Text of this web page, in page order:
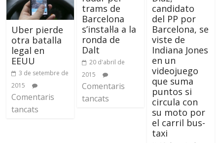
Uber pierde
otra batalla
legal en
EEUU
3 de setembre de
2015
Comentaris
tancats
trams de
Barcelona
s’instal·la a la
ronda de
Dalt
20 d'abril de
2015
Comentaris
tancats
candidato
del PP por
Barcelona, se
viste de
Indiana Jones
en un
videojuego
que suma
puntos si
circula con
su moto por
el carril bus-
taxi